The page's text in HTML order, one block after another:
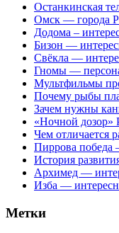
Останкинская
Омск — города
Додома –
Бизон —
Свёкла —
Гномы —
Мультфильмы
Почему рыбы
Зачем нужны
«Ночной дозор»
Чем отличается
Пиррова
История
Архимед —
Изба —
Метки